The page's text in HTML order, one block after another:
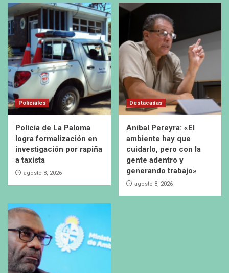
Policiales
Policía de La Paloma
logra formalización en
investigación por rapiña
a taxista
agosto 8, 2026
Destacadas
Aníbal Pereyra: «El
ambiente hay que
cuidarlo, pero con la
gente adentro y
generando trabajo»
agosto 8, 2026